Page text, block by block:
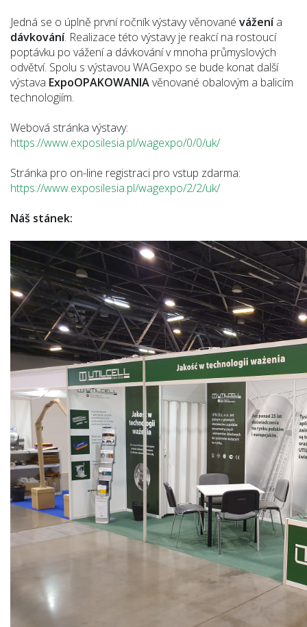
Jedná se o úplně první ročník výstavy věnované váženía
dávkování. Realizace této výstavy je reakcí na rostoucí
poptávku po vážení a dávkování v mnoha průmyslových
odvětví. Spolu s výstavou WAGexpo se bude konat další
výstava ExpoOPAKOWANIAvěnované obalovým a balicím
technologiím.
Webová stránka výstavy:
https://www.exposilesia.pl/wagexpo/0/0/uk/
Stránka pro on-line registraci pro vstup zdarma:
https://www.exposilesia.pl/wagexpo/2/2/uk/
Náš stánek: